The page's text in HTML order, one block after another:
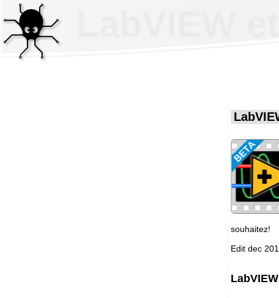
LabVIEW
souhaitez!
Edit dec